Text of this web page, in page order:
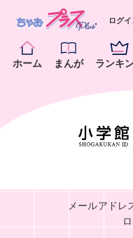
ホーム まんが ランキ
ログ
メールアドレ